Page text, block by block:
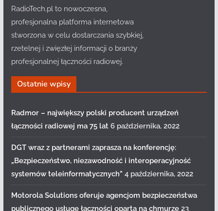
RadioTech.pl to nowoczesna,
profesjonalna platforma internetowa
stworzona w celu dostarczania szybkiej,
rzetelnej i zwięzłej informacji o branży
profesjonalnej łączności radiowej.
Ostatnie wpisy
Radmor – największy polski producent urządzeń
łączności radiowej ma 75 lat 6 października, 2022
DGT wraz z partnerami zaprasza na konferencję:
„Bezpieczeństwo, niezawodność i interoperacyjność
systemów teleinformatycznych” 4 października, 2022
Motorola Solutions oferuje agencjom bezpieczeństwa
publicznego usługę łączności opartą na chmurze 23